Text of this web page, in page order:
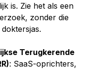
is. Zie het als een
zonder die
Terugkerende
: SaaS-oprichters,